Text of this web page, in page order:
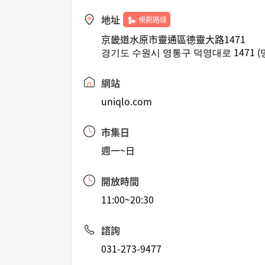
地址 規劃路線
京畿道水原市靈通區德靈大路1471
경기도 수원시 영통구 덕영대로 1471 (
網站
uniqlo.com
市集日
週一~日
開放時間
11:00~20:30
諮詢
031-273-9477